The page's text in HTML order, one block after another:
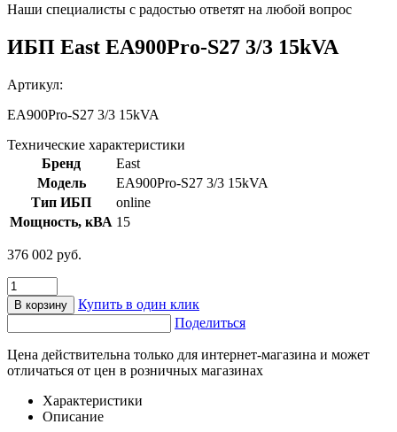
Наши специалисты с радостью ответят на любой вопрос
ИБП East EA900Pro-S27 3/3 15kVA
Артикул:
EA900Pro-S27 3/3 15kVA
Технические характеристики
Бренд
East
Модель
EA900Pro-S27 3/3 15kVA
Тип ИБП
online
Мощность, кВА 15
376 002 руб.
Количество
товара
ИБП
East
EA900Pro-
S27
3/3
15kVA
В корзину
Купить в один клик
Поделиться
Цена действительна только для интернет-магазина и может
отличаться от цен в розничных магазинах
Характеристики
Описание